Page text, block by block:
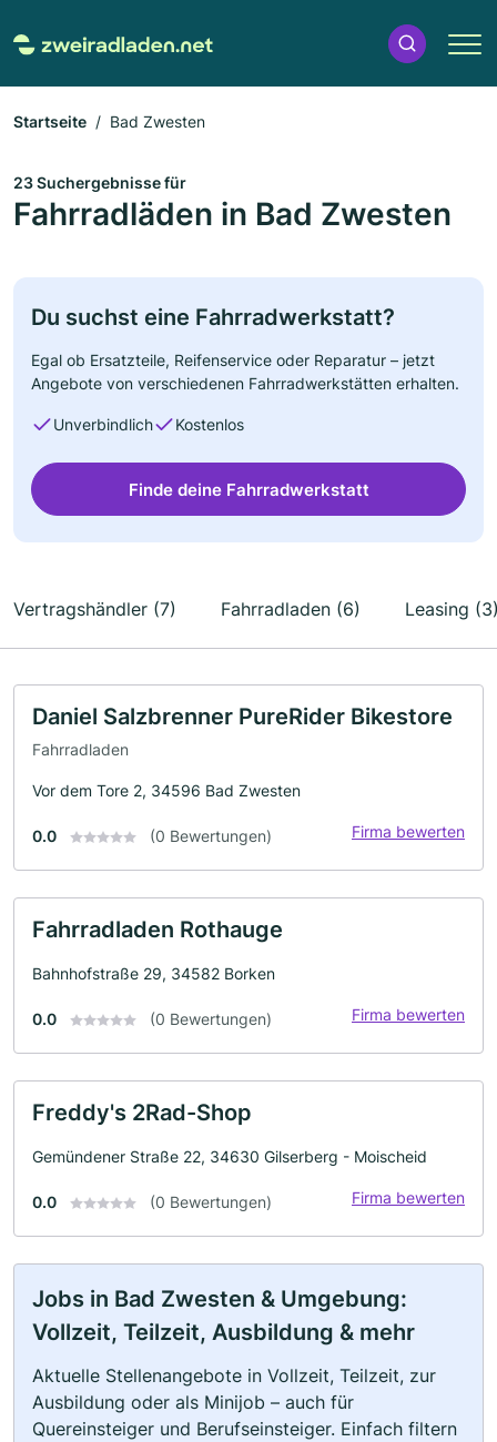
Startseite Bad Zwesten
23 Suchergebnisse für
Fahrradläden in Bad Zwesten
Du suchst eine Fahrradwerkstatt?
Egal ob Ersatzteile, Reifenservice oder Reparatur – jetzt
Angebote von verschiedenen Fahrradwerkstätten erhalten.
Unverbindlich Kostenlos
Finde deine Fahrradwerkstatt
Vertragshändler (7) Fahrradladen (6) Leasing
Daniel Salzbrenner PureRider Bikestore
Fahrradladen
Vor dem Tore 2, 34596 Bad Zwesten
0.0 (0 Bewertungen) Firma bewerten
Fahrradladen Rothauge
Bahnhofstraße 29, 34582 Borken
0.0 (0 Bewertungen) Firma bewerten
Freddy's 2Rad-Shop
Gemündener Straße 22, 34630 Gilserberg - Moischeid
0.0 (0 Bewertungen) Firma bewerten
Jobs in Bad Zwesten & Umgebung:
Vollzeit, Teilzeit, Ausbildung & mehr
Aktuelle Stellenangebote in Vollzeit, Teilzeit, zur
Ausbildung oder als Minijob – auch für
Quereinsteiger und Berufseinsteiger. Einfach filtern